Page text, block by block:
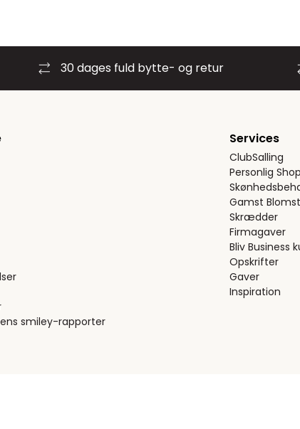
30 dages fuld bytte- og retur
smiley-rapporter
Services
ClubSalling
Personlig
Gamst
Skrædder
Firmagaver
Bliv Business
Opskrifter
Gaver
Inspiration